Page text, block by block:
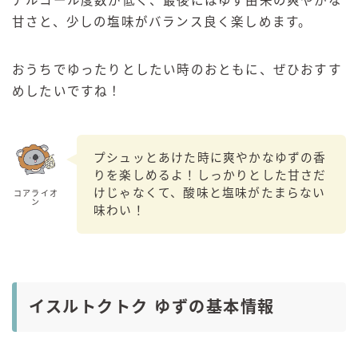
甘さと、少しの塩味がバランス良く楽しめます。
おうちでゆったりとしたい時のおともに、ぜひおすす
めしたいですね！
コアライオ
ン
プシュッとあけた時に爽やかなゆずの香
りを楽しめるよ！しっかりとした甘さだ
けじゃなくて、酸味と塩味がたまらない
味わい！
イスルトクトク ゆずの基本情報